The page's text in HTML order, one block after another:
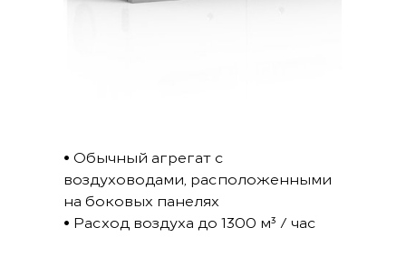
• Обычный агрегат с
воздуховодами, расположенными
на боковых панелях
• Расход воздуха до 1300 м³ / час